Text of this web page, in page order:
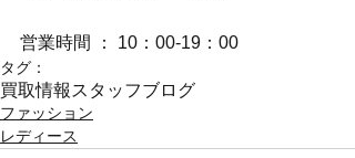
営業時間 ： 10：00-19：00
タグ：
買取情報 スタッフブログ
ファッション
レディース